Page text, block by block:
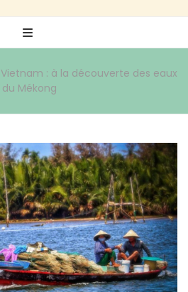
Vietnam : à la découverte des eaux
du Mékong